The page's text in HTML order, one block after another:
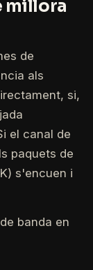
millora
de
als
si,
el canal de
paquets de
s'encuen i
banda en